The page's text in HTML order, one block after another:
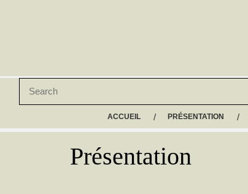
ACCUEIL PRÉSENTATION
Présentation